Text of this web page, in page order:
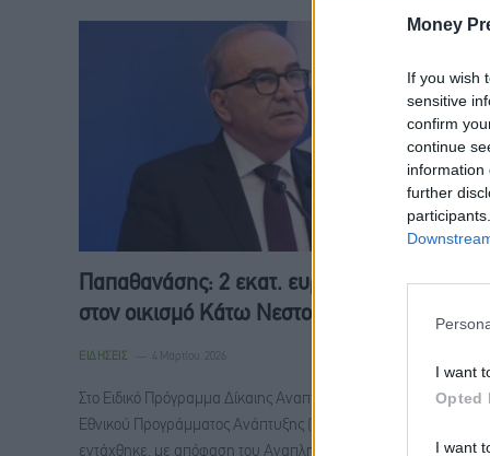
Money
If you wish
sensitive
confirm
continue
information
further
I want
Opted
I want
Παπαθανάσης: 2 εκατ. ευρώ για ανάπλαση
στον οικισμό Κάτω Νεστορίου Καστοριάς
ΕΙΔΉΣΕΙΣ 4 Μαρτίου, 2026
Στο Ειδικό Πρόγραμμα Δίκαιης Αναπτυξιακής Μετάβασης του
Εθνικού Προγράμματος Ανάπτυξης (ΕΠΑ) 2021-2025,
εντάχθηκε, με απόφαση του Αναπληρωτή Υπουργού Εθνικής